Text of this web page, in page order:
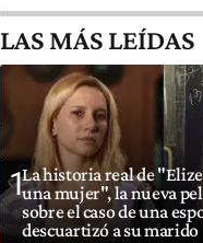
LAS MÁS LEÍDAS
1La historia real de
una mujer", la nueva
sobre el caso de una
descuartizó a su marido